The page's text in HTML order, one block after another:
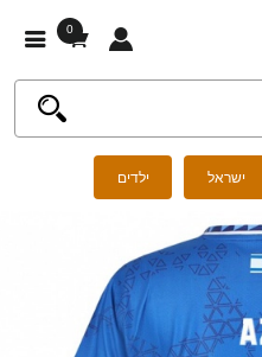
0
ישראל ילדים